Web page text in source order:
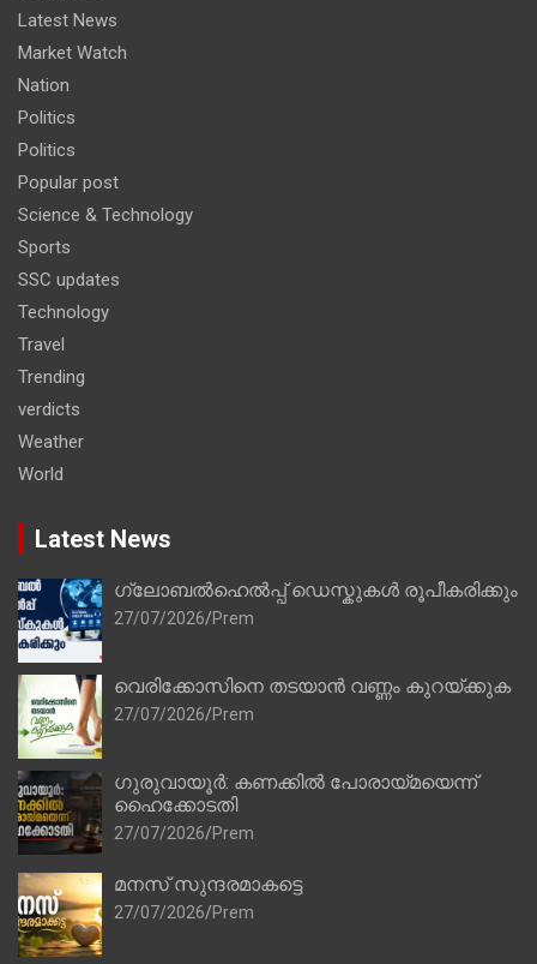
Latest News
Market Watch
Nation
Politics
Politics
Popular post
Science & Technology
Sports
SSC updates
Technology
Travel
Trending
verdicts
Weather
World
Latest News
ഗ്ലോബൽഹെൽപ്പ് ഡെസ്കുകൾ രൂപീകരിക്കും
27/07/2026 Prem
വെരിക്കോസിനെ തടയാൻ വണ്ണം കുറയ്ക്കുക
27/07/2026 Prem
ഗുരുവായൂർ: കണക്കിൽ പോരായ്മയെന്ന്
ഹൈക്കോടതി
27/07/2026 Prem
മനസ് സുന്ദരമാകട്ടെ
27/07/2026 Prem